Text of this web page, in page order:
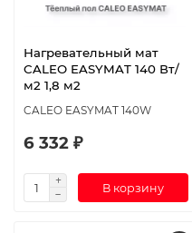
Нагревательный мат
CALEO EASYMAT 140 Вт/
м2 1,8 м2
CALEO EASYMAT 140W
6 332 ₽
В корзину